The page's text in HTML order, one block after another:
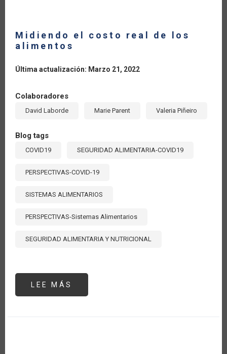
Midiendo el costo real de los
alimentos
Última actualización: Marzo 21, 2022
Colaboradores
David Laborde Marie Parent Valeria Piñeiro
Blog tags
COVID19 SEGURIDAD ALIMENTARIA-COVID19
PERSPECTIVAS-COVID-19
SISTEMAS ALIMENTARIOS
PERSPECTIVAS-Sistemas Alimentarios
SEGURIDAD ALIMENTARIA Y NUTRICIONAL
LEE MÁS
EL